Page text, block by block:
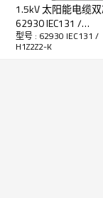
K 太阳能电缆技术
1.5kV 太阳能电缆
62930 IEC131 /
H1Z2Z2-K RETIE
型号 : 62930 IEC131 /
H1Z2Z2-K